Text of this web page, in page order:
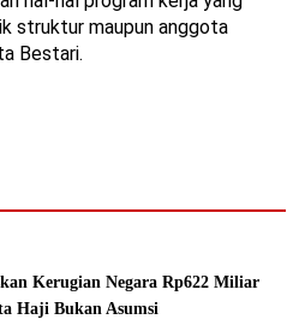
struktur maupun anggota
Bestari.
Kerugian Negara Rp622 Miliar
Haji Bukan Asumsi